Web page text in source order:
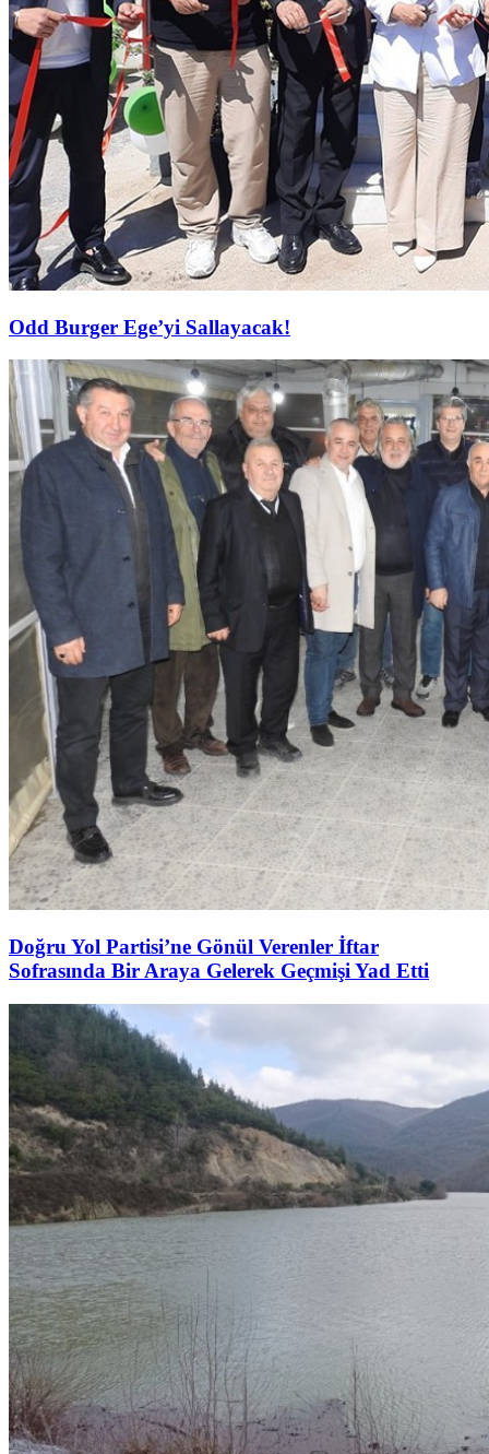
Odd Burger Ege’yi Sallayacak!
Doğru Yol Partisi’ne Gönül Verenler İftar
Sofrasında Bir Araya Gelerek Geçmişi Yad Etti